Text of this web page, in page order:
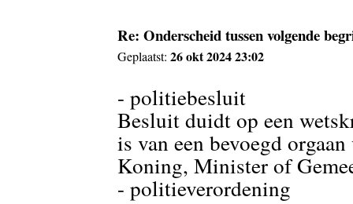
Re: Onderscheid tussen volgende
Geplaatst:26 okt 2024 23:02
- politiebesluit
Besluit duidt op een
is van een bevoegd
Koning, Minister of
- politieverordening